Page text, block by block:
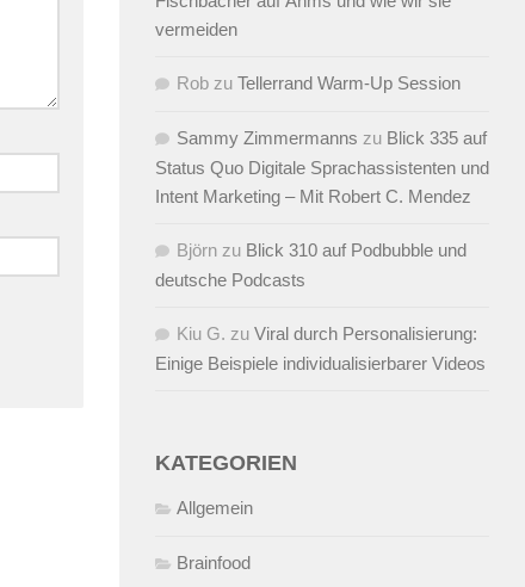
vermeiden
Rob zu Tellerrand Warm-Up Session
Sammy Zimmermanns zu Blick 335 auf
Status Quo Digitale Sprachassistenten und
Intent Marketing – Mit Robert C. Mendez
Björn zu Blick 310 auf Podbubble und
deutsche Podcasts
Kiu G. zu Viral durch Personalisierung:
Einige Beispiele individualisierbarer Videos
KATEGORIEN
Allgemein
Brainfood